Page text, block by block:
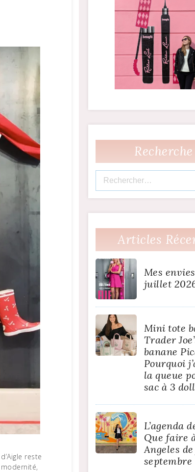
reste
Recherche
Rechercher :
Articles
Mes
juillet
Mini tote
Trader
banane
Pourquoi
la queue
sac à 3
L’agenda
Que faire
Angeles
septembre